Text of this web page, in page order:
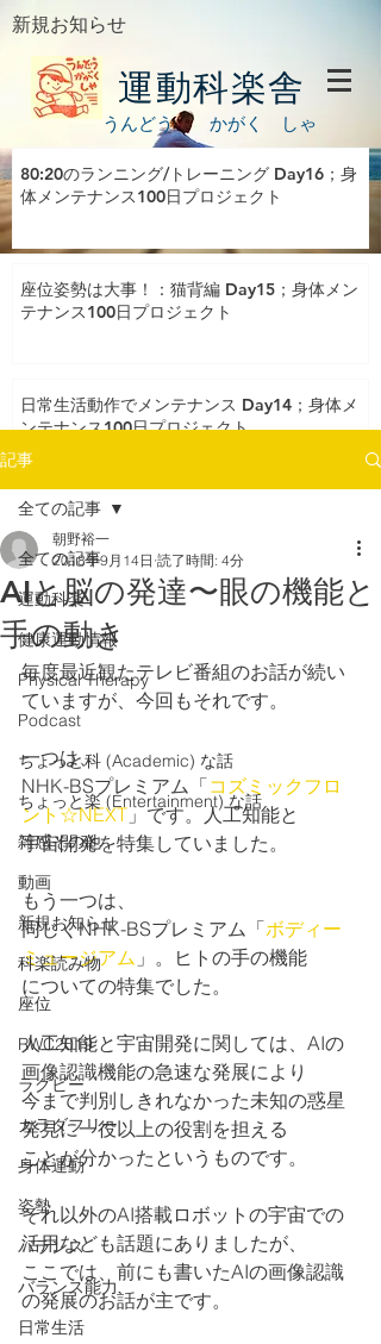
新規お知らせ
運動科楽舎
うんどう かがく しゃ
80:20のランニング/トレーニング Day16；身
体メンテナンス100日プロジェクト
座位姿勢は大事！：猫背編 Day15；身体メン
テナンス100日プロジェクト
日常生活動作でメンテナンス Day14；身体メ
ンテナンス100日プロジェクト
記事
全ての記事
運動科楽
健康運動情報
Physical Therapy
Podcast
ちょっと科 (Academic) な話
ちょっと楽 (Entertainment) な話
雑感その他
動画
新規お知らせ
科楽読み物
座位
RWC2019
ラグビー
カラダフリー
身体運動
姿勢
バランス
バランス能力
日常生活
全ての記事
AIと脳の発達〜眼の機能と
手の動き
朝野裕一
2018年9月14日 読了時間: 4分
毎度最近観たテレビ番組のお話が続い
ていますが、今回もそれです。
一つは、
NHK-BSプレミアム「コズミックフロ
ント☆NEXT」です。人工知能と
宇宙開発を特集していました。
もう一つは、
同じくNHK-BSプレミアム「ボディー
ミュージアム 」。ヒトの手の機能
についての特集でした。
人工知能と宇宙開発に関しては、AIの
画像認識機能の急速な発展により
今まで判別しきれなかった未知の惑星
発見に一役以上の役割を担える
ことが分かったというものです。
それ以外のAI搭載ロボットの宇宙での
活用なども話題にありましたが、
ここでは、前にも書いたAIの画像認識
の発展のお話が主です。